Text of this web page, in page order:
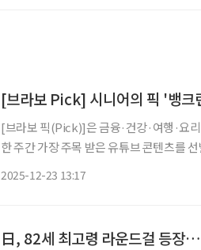
[브라보 Pick] 시니어의 픽 '뱅크
[브라보 픽(Pick)]은 금융·건강·여행·요
한 주간 가장 주목 받은 유튜브 콘텐츠를
2025-12-23 13:17
日, 82세 최고령 라운드걸 등장